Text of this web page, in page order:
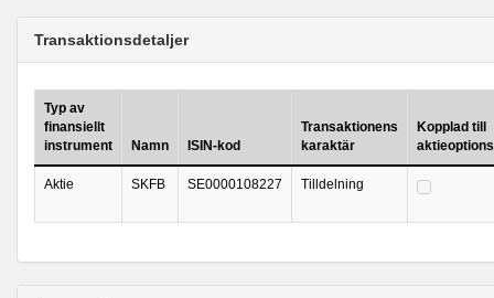
Transaktionsdetaljer
Typ av
finansiellt
instrument
Namn ISIN-kod
Transaktionens
karaktär
Kopplad till
Aktie SKFB SE0000108227 Tilldelning